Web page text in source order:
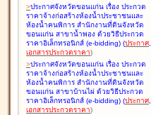
>ประกาศจังหวัดขอนแก่น เรื่อง ประกวด
ราคาจ้างก่อสร้างห้องน้ำประชาชนและ
ห้องน้ำคนพิการ สำนักงานที่ดินจังหวัด
ขอนแก่น สาขาน้ำพอง ด้วยวิธีประกวด
ราคาอิเล็กทรอนิกส์ (e-bidding) (ประกาศ,
เอกสารประกวดราคา)
>ประกาศจังหวัดขอนแก่น เรื่อง ประกวด
ราคาจ้างก่อสร้างห้องน้ำประชาชนและ
ห้องน้ำคนพิการ สำนักงานที่ดินจังหวัด
ขอนแก่น สาขาบ้านไผ่ ด้วยวิธีประกวด
ราคาอิเล็กทรอนิกส์ (e-bidding) (ประกาศ,
เอกสารประกวดราคา)